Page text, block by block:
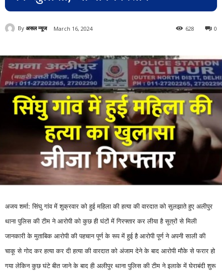
By असल न्यूज March 16, 2024 0
628
अजय शर्मा: सिंघु गांव में शुक्रवार को हुई महिला की हत्या की वारदात को सुलझाते हुए अलीपुर
थाना पुलिस की टीम ने आरोपी को कुछ ही घंटों में गिरफ्तार कर लीया है सूत्रों से मिली
जानकारी के मुताबिक आरोपी की पहचान पूर्ण के रूप में हुई है आरोपी पूर्ण ने अपनी साली की
चाकू से गोद कर हत्या कर दी हत्या की वारदात को अंजाम देने के बाद आरोपी मौके से फरार हो
गया लेकिन कुछ घंटे बीत जाने के बाद ही अलीपुर थाना पुलिस की टीम ने इलाके में घेराबंदी शुरू